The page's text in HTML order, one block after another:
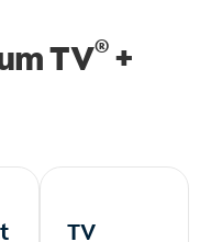
TV®+
TV